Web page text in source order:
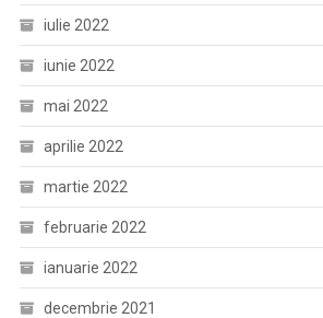
iulie 2022
iunie 2022
mai 2022
aprilie 2022
martie 2022
februarie 2022
ianuarie 2022
decembrie 2021